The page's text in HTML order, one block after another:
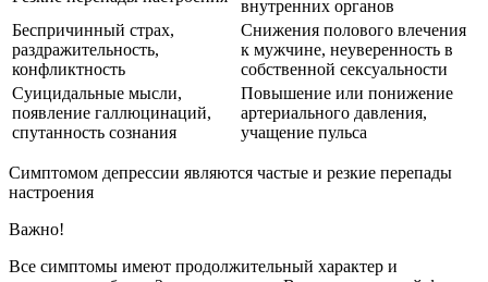
внутренних органов
Беспричинный страх,
раздражительность,
конфликтность
Снижения полового влечения
к мужчине, неуверенность в
собственной сексуальности
Суицидальные мысли,
появление галлюцинаций,
спутанность сознания
Повышение или понижение
артериального давления,
учащение пульса
Симптомом депрессии являются частые и резкие перепады
настроения
Важно!
Все симптомы имеют продолжительный характер и